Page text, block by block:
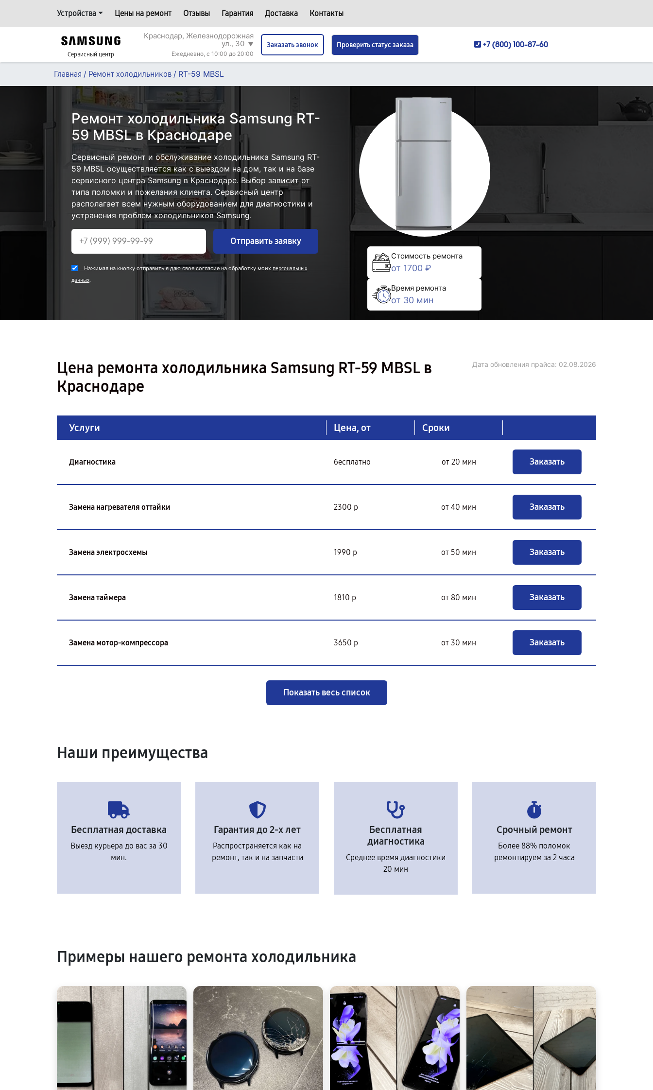
Устройства Цены на ремонт Отзывы Гарантия Доставка Контакты
Сервисный центр
Краснодар, Железнодорожная
ул., 30 ▼
Ежедневно, с 10:00 до 20:00
Заказать звонок Проверить статус заказа +7 (800) 100-87-60
Главная / Ремонт холодильников / RT-59 MBSL
Ремонт холодильника Samsung RT-
59 MBSL в Краснодаре
Сервисный ремонт и обслуживание холодильника Samsung RT-
59 MBSL осуществляется как с выездом на дом, так и на базе
сервисного центра Samsung в Краснодаре. Выбор зависит от
типа поломки и пожелания клиента. Сервисный центр
располагает всем нужным оборудованием для диагностики и
устранения проблем холодильников Samsung.
Отправить заявку
Нажимая на кнопку отправить я даю свое согласие на обработку моих персональных
данных.
Стоимость ремонта
от 1700 ₽
Время ремонта
от 30 мин
Цена ремонта холодильника Samsung RT-59 MBSL в
Краснодаре
Дата обновления прайса: 02.08.2026
Услуги Цена, от Сроки
Диагностика бесплатно от 20 мин Заказать
Замена нагревателя оттайки 2300 р от 40 мин Заказать
Замена электросхемы 1990 р от 50 мин Заказать
Замена таймера 1810 р от 80 мин Заказать
Замена мотор-компрессора 3650 р от 30 мин Заказать
Показать весь список
Наши преимущества
Бесплатная доставка
Выезд курьера до вас за 30
мин.
Гарантия до 2-х лет
Распространяется как на
ремонт, так и на запчасти
Бесплатная
диагностика
Среднее время диагностики
20 мин
Срочный ремонт
Более 88% поломок
ремонтируем за 2 часа
Примеры нашего ремонта холодильника